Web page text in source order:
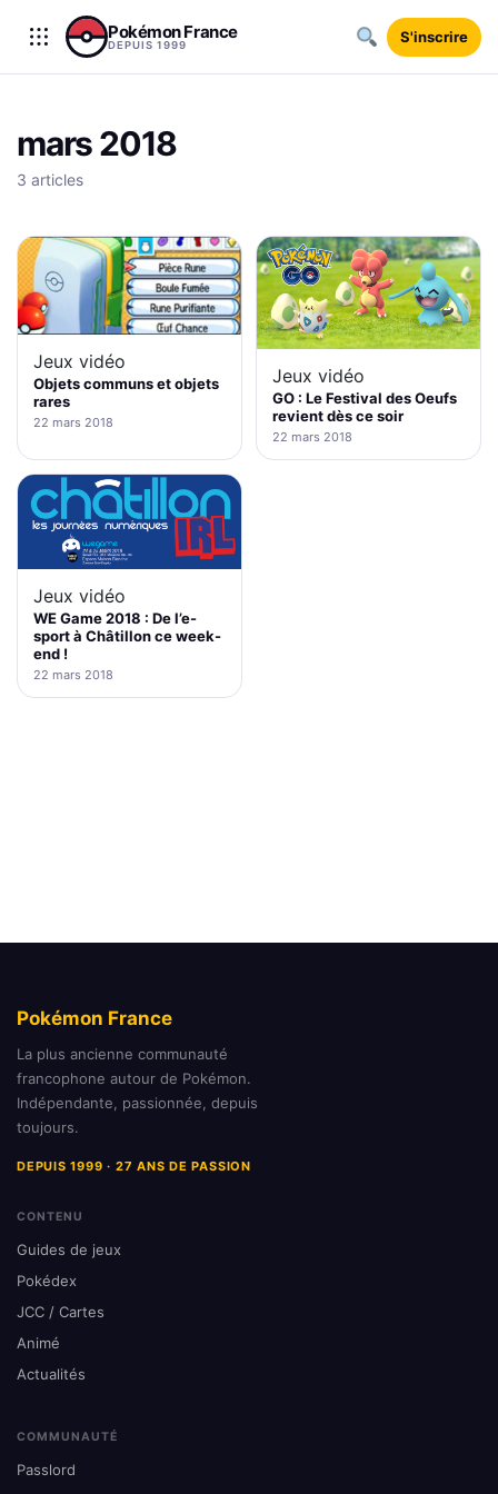
Aller au contenu
Pokémon France
DEPUIS 1999 S'inscrire
mars 2018
3 articles
Jeux vidéo
Objets communs et objets
rares
22 mars 2018
Jeux vidéo
GO : Le Festival des Oeufs
revient dès ce soir
22 mars 2018
Jeux vidéo
WE Game 2018 : De l’e-
sport à Châtillon ce week-
end !
22 mars 2018
Pokémon France
La plus ancienne communauté
francophone autour de Pokémon.
Indépendante, passionnée, depuis
toujours.
DEPUIS 1999 · 27 ANS DE PASSION
CONTENU
Guides de jeux
Pokédex
JCC / Cartes
Animé
Actualités
COMMUNAUTÉ
Passlord